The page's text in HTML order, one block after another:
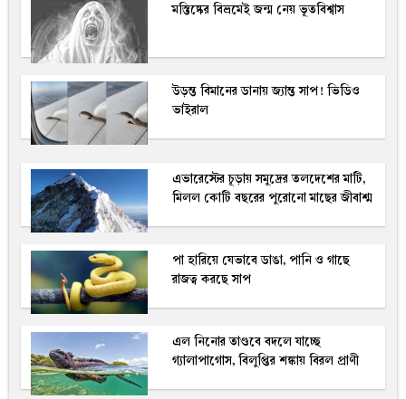
মস্তিষ্কের বিভ্রমেই জন্ম নেয় ভূতবিশ্বাস
উড়ন্ত বিমানের ডানায় জ্যান্ত সাপ! ভিডিও
ভাইরাল
এভারেস্টের চূড়ায় সমুদ্রের তলদেশের মাটি,
মিলল কোটি বছরের পুরোনো মাছের জীবাশ্ম
পা হারিয়ে যেভাবে ডাঙা, পানি ও গাছে
রাজত্ব করছে সাপ
এল নিনোর তাণ্ডবে বদলে যাচ্ছে
গ্যালাপাগোস, বিলুপ্তির শঙ্কায় বিরল প্রাণী